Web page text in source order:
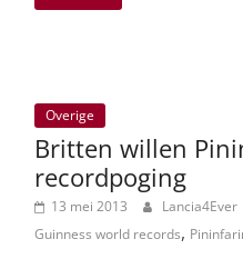
Overige
Britten willen
recordpoging
13 mei 2013 Lancia4Ever
Guinness world records,